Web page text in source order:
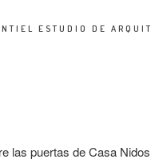
ESTUDIO DE
las puertas de Casa